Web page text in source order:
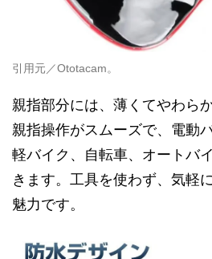
引用元／Ototacam。
親指部分には、薄くてやわら
親指操作がスムーズで、電動
軽バイク、自転車、オートバ
きます。工具を使わず、気軽
魅力です。